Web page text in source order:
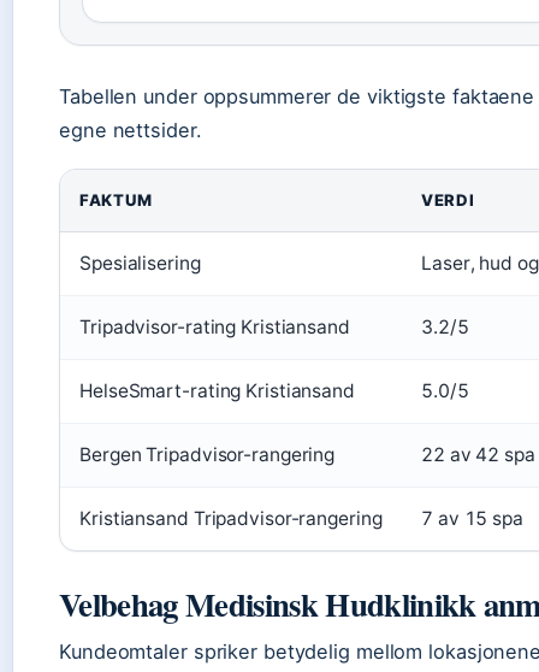
Tabellen under oppsummerer de viktigste
egne nettsider.
FAKTUM VERDI
Spesialisering Laser, hud
Tripadvisor-rating Kristiansand 3.2/5
HelseSmart-rating Kristiansand 5.0/5
Bergen Tripadvisor-rangering 22 av 42 spa
Kristiansand Tripadvisor-rangering 7 av 15 spa
Velbehag Medisinsk Hudklinikk
Kundeomtaler spriker betydelig mellom